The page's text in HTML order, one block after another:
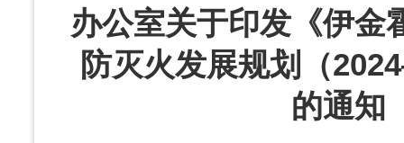
办公室关于印发《伊金
防灭火发展规划（
的通知